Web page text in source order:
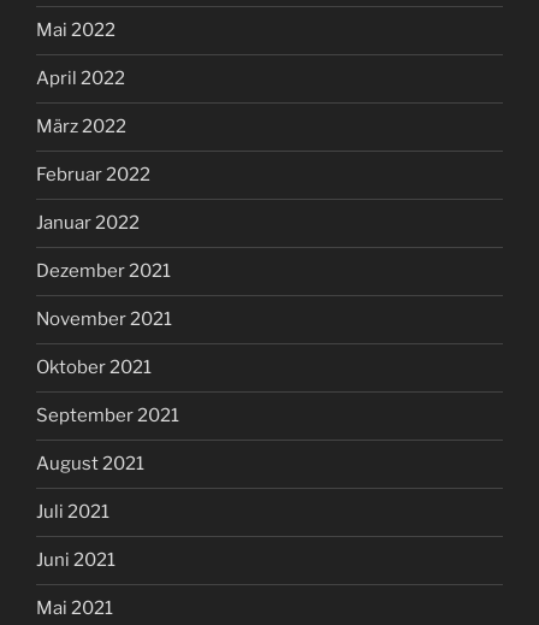
Mai 2022
April 2022
März 2022
Februar 2022
Januar 2022
Dezember 2021
November 2021
Oktober 2021
September 2021
August 2021
Juli 2021
Juni 2021
Mai 2021